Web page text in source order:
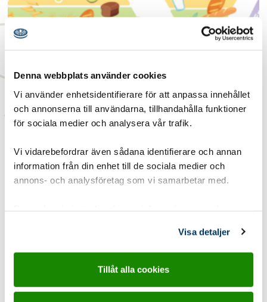
Denna webbplats använder cookies
Vi använder enhetsidentifierare för att anpassa innehållet
och annonserna till användarna, tillhandahålla funktioner
för sociala medier och analysera vår trafik.
Vi vidarebefordrar även sådana identifierare och annan
information från din enhet till de sociala medier och
annons- och analysföretag som vi samarbetar med.
samlat in när du har använt deras tjänster.
Visa detaljer
Tillåt alla cookies
Den här aktiviteten handlar om att förstå hur dina
dagliga matval påverkar miljön, och hur...
Läs mer
Land och rike